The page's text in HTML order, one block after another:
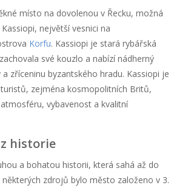
místo na dovolenou v Řecku, možná
největší vesnici na
Korfu. Kassiopi je stará rybářská
své kouzlo a nabízí nádherný
zříceninu byzantského hradu. Kassiopi je
zejména kosmopolitních Britů,
vybavenost a kvalitní
historie
a bohatou historii, která sahá až do
některých zdrojů bylo město založeno v 3.